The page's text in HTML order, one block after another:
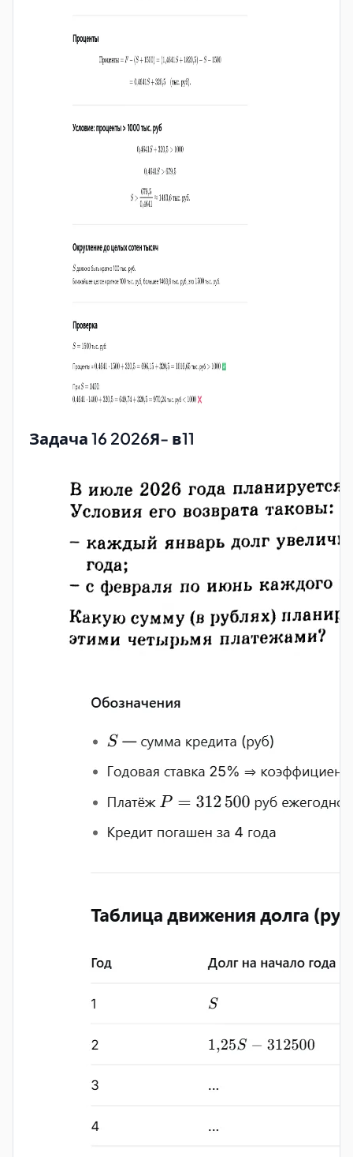
Задача 16 2026Я- в11